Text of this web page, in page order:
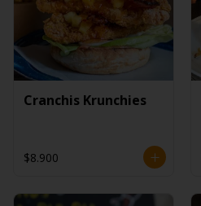
Cranchis Krunchies
$8.900